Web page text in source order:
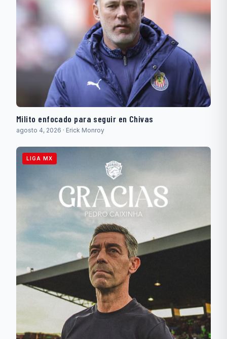
Milito enfocado para seguir en Chivas
agosto 4, 2026 · Erick Monroy
LIGA MX